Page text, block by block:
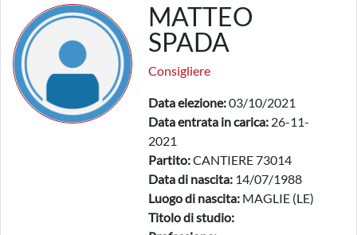
MATTEO
SPADA
Consigliere
Data elezione:03/10/2021
Data entrata in carica: 26-11-
2021
Partito:CANTIERE 73014
Data di nascita: 14/07/1988
Luogo di nascita: MAGLIE (LE)
Titolo di studio: